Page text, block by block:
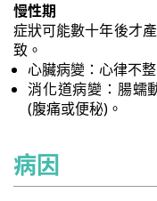
慢性期
症狀可能數十年後才
致。
心臟病變：心律不
消化道病變：腸蠕
(腹痛或便秘)。
病因